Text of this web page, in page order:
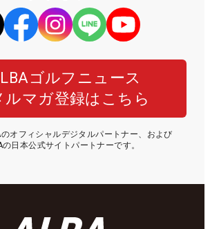
ゴルフニュース
ルマガ登録はこちら
オフィシャルデジタルパートナー、および
の日本公式サイトパートナーです。